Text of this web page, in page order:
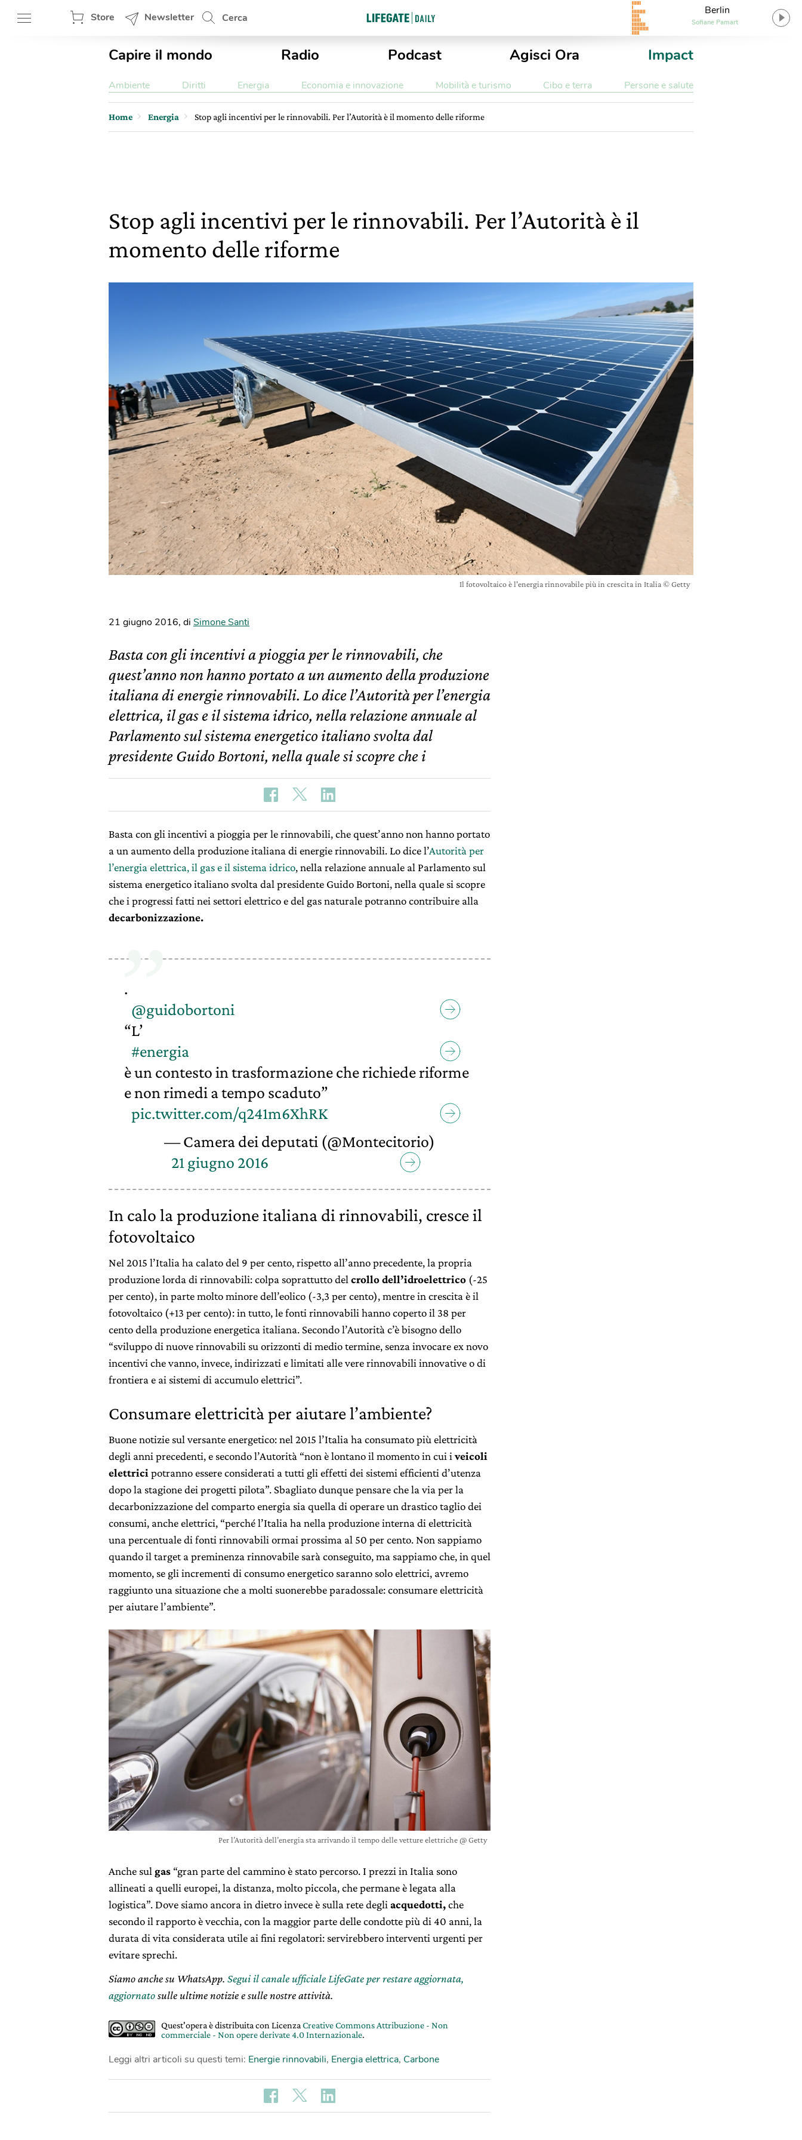
Store Newsletter Cerca
Berlin
Sofiane Pamart
Capire il mondo Radio Podcast Agisci Ora Impact
Ambiente Diritti Energia Economia e innovazione Mobilità e turismo Cibo e terra Persone e salute
Home Energia Stop agli incentivi per le rinnovabili. Per l’Autorità è il momento delle riforme
Stop agli incentivi per le rinnovabili. Per l’Autorità è il
momento delle riforme
Il fotovoltaico è l'energia rinnovabile più in crescita in Italia © Getty
21 giugno 2016, di Simone Santi
Basta con gli incentivi a pioggia per le rinnovabili, che
quest’anno non hanno portato a un aumento della produzione
italiana di energie rinnovabili. Lo dice l’Autorità per l’energia
elettrica, il gas e il sistema idrico, nella relazione annuale al
Parlamento sul sistema energetico italiano svolta dal
presidente Guido Bortoni, nella quale si scopre che i
Basta con gli incentivi a pioggia per le rinnovabili, che quest’anno non hanno portato
a un aumento della produzione italiana di energie rinnovabili. Lo dice l’Autorità per
l’energia elettrica, il gas e il sistema idrico, nella relazione annuale al Parlamento sul
sistema energetico italiano svolta dal presidente Guido Bortoni, nella quale si scopre
che i progressi fatti nei settori elettrico e del gas naturale potranno contribuire alla
decarbonizzazione.
.
@guidobortoni
“L’
#energia
è un contesto in trasformazione che richiede riforme
e non rimedi a tempo scaduto”
pic.twitter.com/q241m6XhRK
— Camera dei deputati (@Montecitorio)
21 giugno 2016
In calo la produzione italiana di rinnovabili, cresce il
fotovoltaico
Nel 2015 l’Italia ha calato del 9 per cento, rispetto all’anno precedente, la propria
produzione lorda di rinnovabili: colpa soprattutto del crollo dell’idroelettrico (-25
per cento), in parte molto minore dell’eolico (-3,3 per cento), mentre in crescita è il
fotovoltaico (+13 per cento): in tutto, le fonti rinnovabili hanno coperto il 38 per
cento della produzione energetica italiana. Secondo l’Autorità c’è bisogno dello
“sviluppo di nuove rinnovabili su orizzonti di medio termine, senza invocare ex novo
incentivi che vanno, invece, indirizzati e limitati alle vere rinnovabili innovative o di
frontiera e ai sistemi di accumulo elettrici”.
Consumare elettricità per aiutare l’ambiente?
Buone notizie sul versante energetico: nel 2015 l’Italia ha consumato più elettricità
degli anni precedenti, e secondo l’Autorità “non è lontano il momento in cui i veicoli
elettrici potranno essere considerati a tutti gli effetti dei sistemi efficienti d’utenza
dopo la stagione dei progetti pilota”. Sbagliato dunque pensare che la via per la
decarbonizzazione del comparto energia sia quella di operare un drastico taglio dei
consumi, anche elettrici, “perché l’Italia ha nella produzione interna di elettricità
una percentuale di fonti rinnovabili ormai prossima al 50 per cento. Non sappiamo
quando il target a preminenza rinnovabile sarà conseguito, ma sappiamo che, in quel
momento, se gli incrementi di consumo energetico saranno solo elettrici, avremo
raggiunto una situazione che a molti suonerebbe paradossale: consumare elettricità
per aiutare l’ambiente”.
Per l’Autorità dell’energia sta arrivando il tempo delle vetture elettriche @ Getty
Anche sul gas “gran parte del cammino è stato percorso. I prezzi in Italia sono
allineati a quelli europei, la distanza, molto piccola, che permane è legata alla
logistica”. Dove siamo ancora in dietro invece è sulla rete degli acquedotti,che
secondo il rapporto è vecchia, con la maggior parte delle condotte più di 40 anni, la
durata di vita considerata utile ai fini regolatori: servirebbero interventi urgenti per
evitare sprechi.
Siamo anche su WhatsApp. Segui il canale ufficiale LifeGate per restare aggiornata,
aggiornatosulle ultime notizie e sulle nostre attività.
Quest'opera è distribuita con Licenza Creative Commons Attribuzione - Non
commerciale - Non opere derivate 4.0 Internazionale.
Leggi altri articoli su questi temi: Energie rinnovabili, Energia elettrica, Carbone